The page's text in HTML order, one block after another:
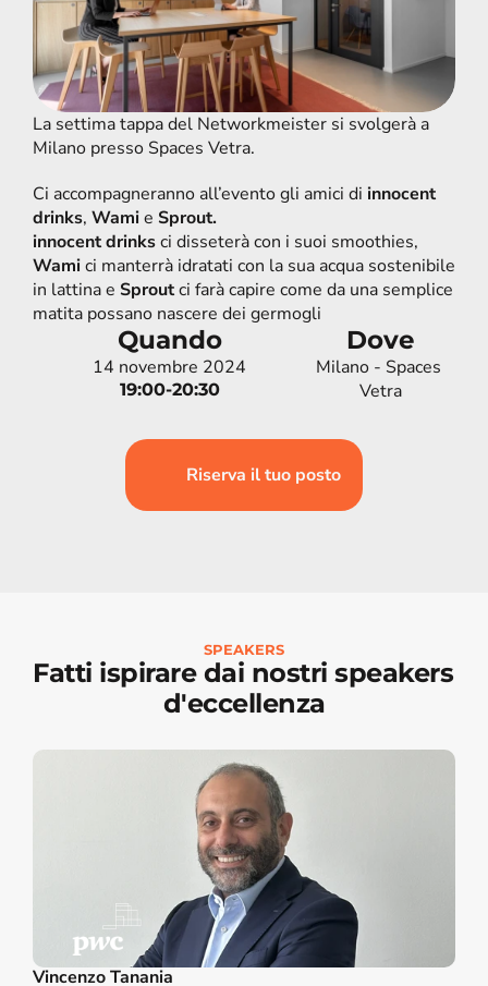
SPEAKERS
Fatti ispirare dai nostri speakers
d'eccellenza
Vincenzo Tanania
La settima tappa del Networkmeister si svolgerà a
Milano presso Spaces Vetra.
Ci accompagneranno all’evento gli amici di innocent
drinks, Wami e Sprout.
innocent drinks
Wamici manterrà idratati con la sua acqua sostenibile
in lattina e Sproutci farà capire come da una semplice
matita possano nascere dei germogli
Quando
14 novembre 2024
19:00-20:30
Dove
Milano - Spaces
Vetra
Riserva il tuo posto